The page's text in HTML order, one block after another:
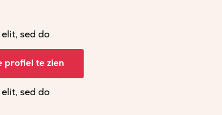
sed do
sed do
sed do
sed do
profiel te zien